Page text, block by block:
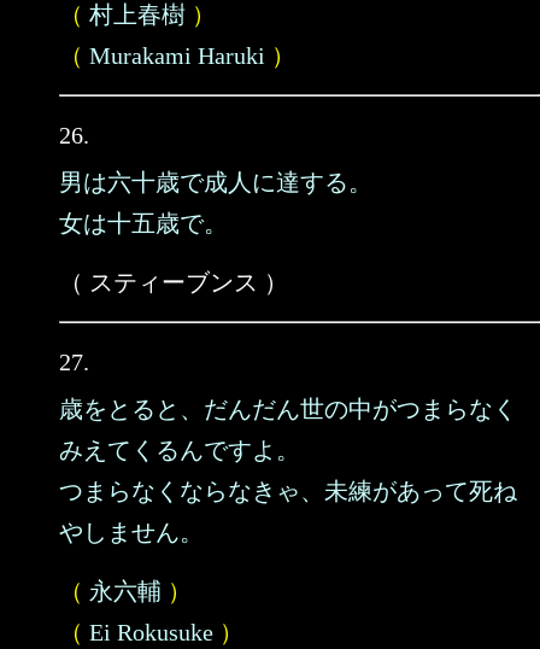
（ 村上春樹 ）
（ Murakami Haruki ）
26.
男は六十歳で成人に達する。
女は十五歳で。
（ スティーブンス ）
27.
歳をとると、だんだん世の中がつまらなく
みえてくるんですよ。
つまらなくならなきゃ、未練があって死ね
やしません。
（ 永六輔 ）
（ Ei Rokusuke ）